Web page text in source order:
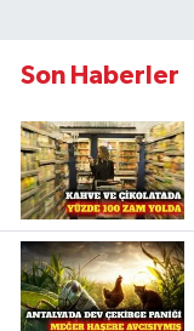
Son Haberler